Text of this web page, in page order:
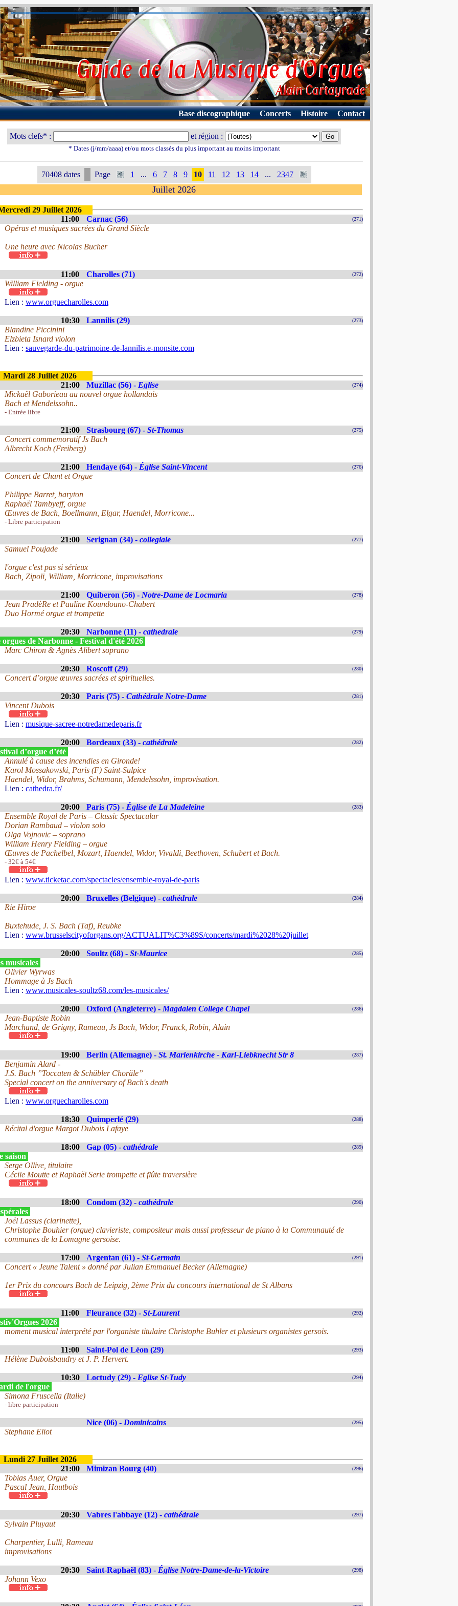
Base discographique Concerts Histoire Contact
Mots clefs* : et région :
* Dates (j/mm/aaaa) et/ou mots classés du plus important au moins important
70408 dates Page 1 ... 6 7 8 9 10 11 12 13 14 ... 2347
Juillet 2026
29 Juillet 2026
11:00
Carnac (56) (271)
Opéras et musiques sacrées du Grand Siècle
Une heure avec Nicolas Bucher
11:00 Charolles (71) (272)
William Fielding - orgue
Lien : www.orguecharolles.com
10:30 Lannilis (29) (273)
Blandine Piccinini
Elzbieta Isnard violon
Lien : sauvegarde-du-patrimoine-de-lannilis.e-monsite.com
Mardi 28 Juillet 2026
21:00
Muzillac (56) - Eglise (274)
Mickaël Gaborieau au nouvel orgue hollandais
Bach et Mendelssohn..
- Entrée libre
21:00 Strasbourg (67) - St-Thomas (275)
Concert commemoratif Js Bach
Albrecht Koch (Freiberg)
21:00 Hendaye (64) - Église Saint-Vincent (276)
Concert de Chant et Orgue
Philippe Barret, baryton
Raphaël Tambyeff, orgue
Œuvres de Bach, Boellmann, Elgar, Haendel, Morricone...
- Libre participation
21:00 Serignan (34) - collegiale (277)
Samuel Poujade
l'orgue c'est pas si sérieux
Bach, Zipoli, William, Morricone, improvisations
21:00 Quiberon (56) - Notre-Dame de Locmaria (278)
Jean PradèRe et Pauline Koundouno-Chabert
Duo Hormé orgue et trompette
20:30 Narbonne (11) - cathedrale (279)
de Narbonne - Festival d'été 2026
Marc Chiron & Agnès Alibert soprano
20:30 Roscoff (29) (280)
Concert d’orgue œuvres sacrées et spirituelles.
20:30 Paris (75) - Cathédrale Notre-Dame (281)
Vincent Dubois
Lien : musique-sacree-notredamedeparis.fr
20:00 Bordeaux (33) - cathédrale (282)
d’orgue d’été
Annulé à cause des incendies en Gironde!
Karol Mossakowski, Paris (F) Saint-Sulpice
Haendel, Widor, Brahms, Schumann, Mendelssohn, improvisation.
Lien : cathedra.fr/
20:00 Paris (75) - Église de La Madeleine (283)
Ensemble Royal de Paris – Classic Spectacular
Dorian Rambaud – violon solo
Olga Vojnovic – soprano
William Henry Fielding – orgue
Œuvres de Pachelbel, Mozart, Haendel, Widor, Vivaldi, Beethoven, Schubert et Bach.
- 32€ à 54€
Lien : www.ticketac.com/spectacles/ensemble-royal-de-paris
20:00 Bruxelles (Belgique) - cathédrale (284)
Rie Hiroe
Buxtehude, J. S. Bach (Taf), Reubke
Lien : www.brusselscityoforgans.org/ACTUALIT%C3%89S/concerts/mardi%2028%20juillet
20:00 Soultz (68) - St-Maurice (285)
musicales
Olivier Wyrwas
Hommage à Js Bach
Lien : www.musicales-soultz68.com/les-musicales/
20:00 Oxford (Angleterre) - Magdalen College Chapel (286)
Jean-Baptiste Robin
Marchand, de Grigny, Rameau, Js Bach, Widor, Franck, Robin, Alain
19:00 Berlin (Allemagne) - St. Marienkirche - Karl-Liebknecht Str 8 (287)
Benjamin Alard -
J.S. Bach ”Toccaten & Schübler Choräle”
Special concert on the anniversary of Bach's death
Lien : www.orguecharolles.com
18:30 Quimperlé (29) (288)
Récital d'orgue Margot Dubois Lafaye
18:00 Gap (05) - cathédrale (289)
saison
Serge Ollive, titulaire
Cécile Moutte et Raphaël Serie trompette et flûte traversière
18:00 Condom (32) - cathédrale (290)
Joël Lassus (clarinette),
Christophe Bouhier (orgue) clavieriste, compositeur mais aussi professeur de piano à la Communauté de
communes de la Lomagne gersoise.
17:00 Argentan (61) - St-Germain (291)
Concert « Jeune Talent » donné par Julian Emmanuel Becker (Allemagne)
1er Prix du concours Bach de Leipzig, 2ème Prix du concours international de St Albans
11:00 Fleurance (32) - St-Laurent (292)
2026
moment musical interprété par l'organiste titulaire Christophe Buhler et plusieurs organistes gersois.
11:00 Saint-Pol de Léon (29) (293)
Hélène Duboisbaudry et J. P. Hervert.
10:30 Loctudy (29) - Eglise St-Tudy (294)
de l'orgue
Simona Fruscella (Italie)
- libre participation
Nice (06) - Dominicains (295)
Stephane Eliot
Lundi 27 Juillet 2026
21:00
Mimizan Bourg (40) (296)
Tobias Auer, Orgue
Pascal Jean, Hautbois
20:30 Vabres l'abbaye (12) - cathédrale (297)
Sylvain Pluyaut
Charpentier, Lulli, Rameau
improvisations
20:30 Saint-Raphaël (83) - Église Notre-Dame-de-la-Victoire (298)
Johann Vexo